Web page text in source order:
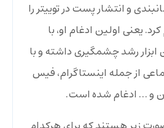
و انتشار پست در توییتر را
یعنی اولین ادغام او، با
ابزار رشد چشمگیری داشته و با
از جمله اینستاگرام، فیس
و … ادغام شده است.